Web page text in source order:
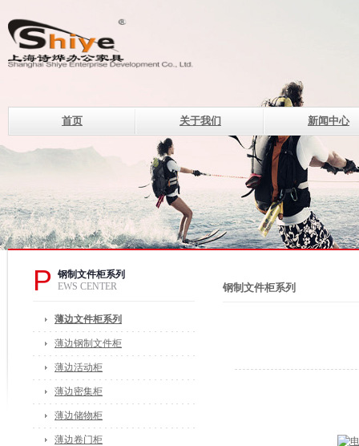
首页 关于我们 新闻中心
设计理念
上海诗烨企业发展有限
钢制系列办公家具的现代
电话：400-820-8669 400-
传真：021-33507330
邮箱：of@shshiye.com
P
钢制文件柜系列
EWS CENTER
薄边文件柜系列
薄边钢制文件柜
薄边活动柜
薄边密集柜
薄边储物柜
薄边卷门柜
钢制文件柜系列